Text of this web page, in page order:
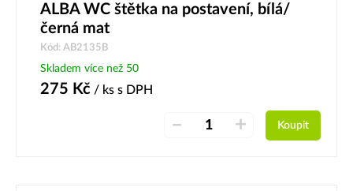
ALBA WC štětka na postavení, bílá/
černá mat
Kód: AB2135B
Skladem více než 50
275 Kč / ks s DPH
– + Koupit